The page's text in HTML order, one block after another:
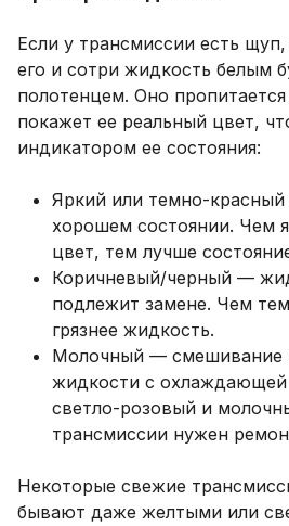
Если у трансмиссии есть
его и сотри жидкость белым
полотенцем. Оно
покажет ее реальный цвет,
индикатором ее состояния:
Яркий или темно-
хорошем состоянии. Чем
цвет, тем лучше
Коричневый/черный —
подлежит замене. Чем
грязнее жидкость.
Молочный — смешивание
жидкости с охлаждающей
светло-розовый и
трансмиссии нужен
Некоторые свежие
бывают даже желтыми или